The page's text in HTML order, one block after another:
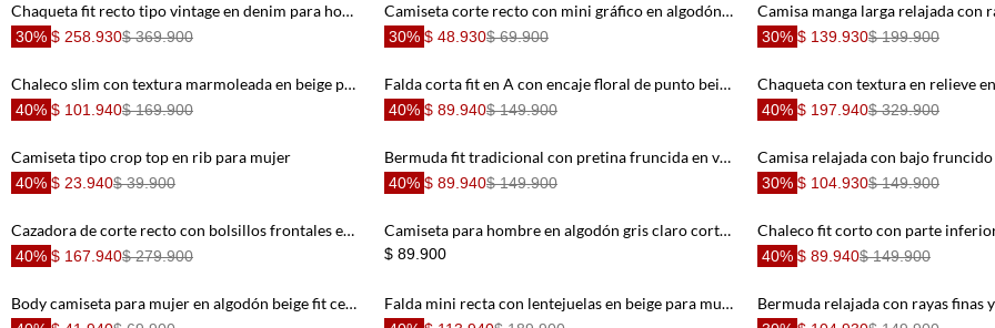
Chaqueta fit recto tipo vintage en denim para hombre
30% $ 258.930$ 369.900
Camiseta corte recto con mini gráfico en algodón blanco para hombre
30% $ 48.930$ 69.900 30% $ 139.930$ 199.900
Chaleco slim con textura marmoleada en beige para mujer
40% $ 101.940$ 169.900
Falda corta fit en A con encaje floral de punto beige y marrón para mujer
40% $ 89.940$ 149.900 40% $ 197.940$ 329.900
Camiseta tipo crop top en rib para mujer
40% $ 23.940$ 39.900
Bermuda fit tradicional con pretina fruncida en verde menta para mujer
40% $ 89.940$ 149.900 30% $ 104.930$ 149.900
Cazadora de corte recto con bolsillos frontales en algodón camel para hombre
40% $ 167.940$ 279.900
Camiseta para hombre en algodón gris claro corte regular con raquetas
$ 89.900 40% $ 89.940$ 149.900
Body camiseta para mujer en algodón beige fit ceñido acanalado Falda mini recta con lentejuelas en beige para mujer